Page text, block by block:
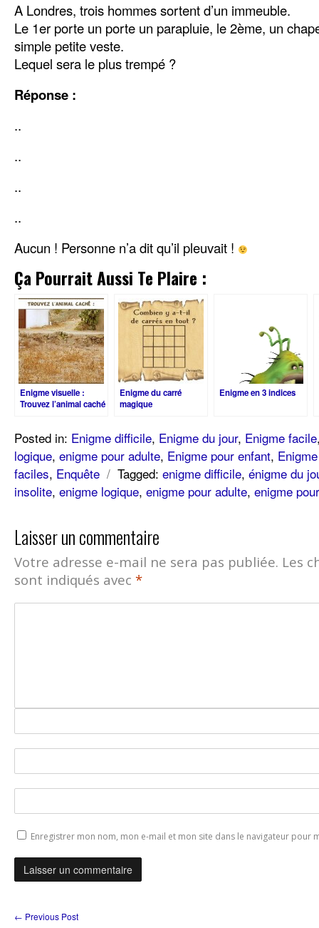
A Londres, trois hommes sortent d’un immeuble.
Le 1er porte un porte un parapluie, le 2ème, un
simple petite veste.
Lequel sera le plus trempé ?
Réponse :
..
..
..
..
Aucun ! Personne n’a dit qu’il pleuvait !
Ça Pourrait Aussi Te Plaire :
Enigme visuelle :
Trouvez l’animal caché
Enigme du carré
magique
Enigme en 3 indices
Posted in: Enigme difficile, Enigme du jour, Enigme facile
logique, enigme pour adulte, Enigme pour enfant,
faciles, Enquête / Tagged: enigme difficile, énigme du
insolite, enigme logique, enigme pour adulte, enigme
Laisser un commentaire
Votre adresse e-mail ne sera pas publiée. Les
sont indiqués avec *
Enregistrer mon nom, mon e-mail et mon site dans le navigateur pour
← Previous Post